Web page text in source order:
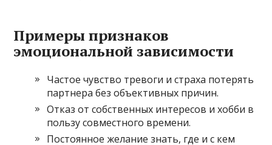
Примеры признаков
эмоциональной зависимости
Частое чувство тревоги и страха потерять
партнера без объективных причин.
Отказ от собственных интересов и хобби в
пользу совместного времени.
Постоянное желание знать, где и с кем